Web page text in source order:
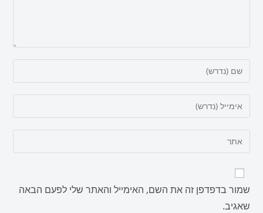
שמור בדפדפן זה את השם, האימייל והאתר שלי לפעם הבאה
שאגיב.